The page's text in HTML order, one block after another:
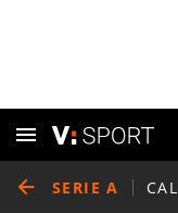
SERIE A